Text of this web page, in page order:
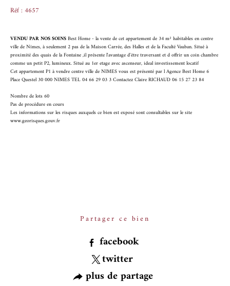
Réf : 4657
VENDU PAR NOS SOINSBest Home - la vente de cet appartement de 34 m² habitables en centre
ville de Nîmes, à seulement 2 pas de la Maison Carrée, des Halles et de la Faculté Vauban. Situé à
proximité des quais de la Fontaine ,il présente l'avantage d'être traversant et d offrir un coin chambre
comme un petit P2, lumineux. Situé au 1er etage avec ascenseur, ideal investissement locatif
Cet appartement P1 à vendre centre ville de NIMES vous est présenté par l Agence Best Home 6
Place Questel 30 000 NIMES TEL 04 66 29 03 3 Contactez Claire RICHAUD 06 15 27 23 84
Nombre de lots 60
Pas de procédure en cours
Les informations sur les risques auxquels ce bien est exposé sont consultables sur le site
www.georisques.gouv.fr
Partager ce bien
facebook
twitter
plus de partage